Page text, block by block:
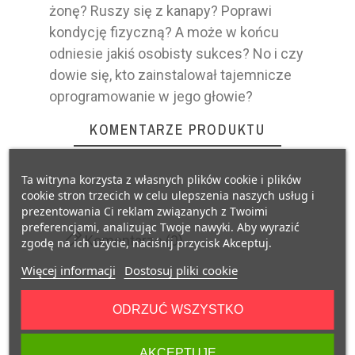
żonę? Ruszy się z kanapy? Poprawi
kondycję fizyczną? A może w końcu
odniesie jakiś osobisty sukces? No i czy
dowie się, kto zainstalował tajemnicze
oprogramowanie w jego głowie?
KOMENTARZE PRODUKTU
Komentarze (0)
Na razie nie dodano żadnej recenzji.
Ta witryna korzysta z własnych plików cookie i plików
cookie stron trzecich w celu ulepszenia naszych usług i
prezentowania Ci reklam związanych z Twoimi
preferencjami, analizując Twoje nawyki. Aby wyrazić
zgodę na ich użycie, naciśnij przycisk Akceptuj.
Więcej informacji Dostosuj pliki cookie
ODRZUĆ WSZYSTKO